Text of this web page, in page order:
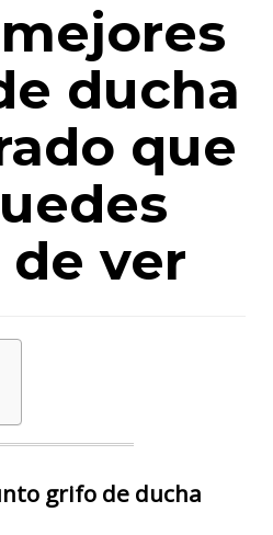
ducha
que
ver
grifo de ducha